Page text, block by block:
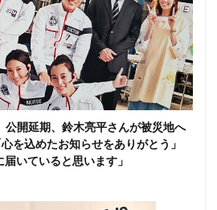
公開延期、鈴木亮平さんが被災地へ
を込めたお知らせをありがとう」
届いていると思います」